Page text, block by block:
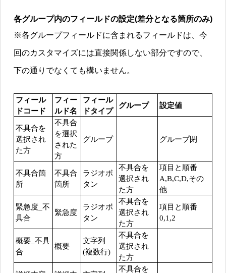
各グループ内のフィールドの設定(差分となる箇所のみ)
※各グループフィールドに含まれるフィールドは、今
回のカスタマイズには直接関係しない部分ですので、
下の通りでなくても構いません。
フィール
ドコード
フィー
ルド名
フィール
ドタイプ
グループ 設定値
不具合を
選択され
た方
不具合
を選択
された
方
グループ グループ閉
不具合箇
所
不具合
箇所
ラジオボ
タン
不具合を
選択され
た方
項目と順番
A,B,C,D,その
他
緊急度_不
具合
緊急度
ラジオボ
タン
不具合を
選択され
た方
項目と順番
0,1,2
概要_不具
合
概要
文字列
(複数行)
不具合を
選択され
た方
不具合を